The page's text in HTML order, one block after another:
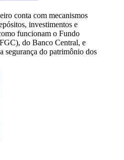
conta com mecanismos
investimentos e
funcionam o Fundo
do Banco Central, e
segurança do patrimônio dos